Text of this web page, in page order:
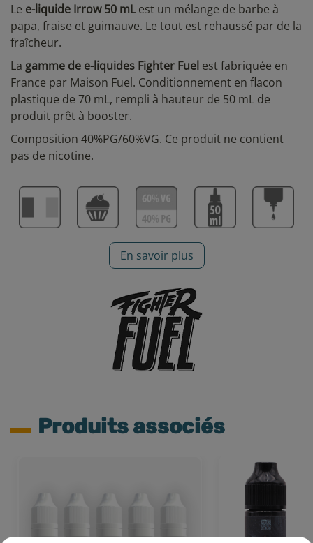
Le e-liquide Irrow 50 mLest un mélange de barbe à
papa, fraise et guimauve. Le tout est rehaussé par de la
fraîcheur.
La gamme de e-liquides Fighter Fuel est fabriquée en
France par Maison Fuel. Conditionnement en flacon
plastique de 70 mL, rempli à hauteur de 50 mL de
produit prêt à booster.
Composition 40%PG/60%VG. Ce produit ne contient
pas de nicotine.
En savoir plus
Produits associés